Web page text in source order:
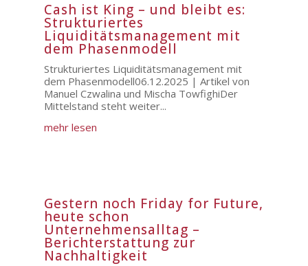
Cash ist King – und bleibt es:
Strukturiertes
Liquiditätsmanagement mit
dem Phasenmodell
Strukturiertes Liquiditätsmanagement mit
dem Phasenmodell06.12.2025 | Artikel von
Manuel Czwalina und Mischa TowfighiDer
Mittelstand steht weiter...
mehr lesen
Gestern noch Friday for Future,
heute schon
Unternehmensalltag –
Berichterstattung zur
Nachhaltigkeit